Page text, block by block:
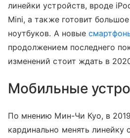
линейки устройств, вроде
Mini, а также готовит
ноутбуков. А новые
продолжением последнего
изменений стоит ждать в
Мобильные
По мнению Мин-Чи Куо, в
кардинально менять линейку